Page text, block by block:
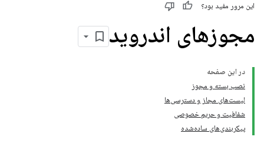
این مرور مفید بود؟
مجوزهای اندروید
در این صفحه
نصب بسته و مجوز
لیست‌های مجاز و دسترسی‌ها
شفافیت و حریم خصوصی
پیکربندی‌های ساده‌شده